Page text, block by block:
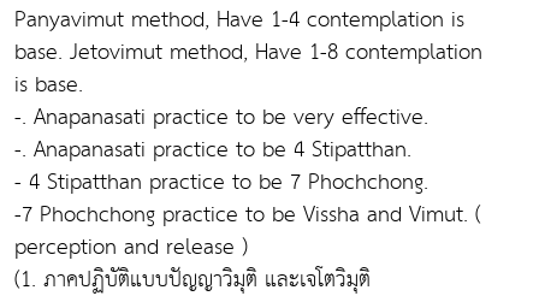
Panyavimut method, Have 1-4 contemplation is
base. Jetovimut method, Have 1-8 contemplation
is base.
-. Anapanasati practice to be very effective.
-. Anapanasati practice to be 4 Stipatthan.
- 4 Stipatthan practice to be 7 Phochchong.
-7 Phochchong practice to be Vissha and Vimut. (
perception and release )
(1. ภาคปฏิบัติแบบปัญญาวิมุติ และเจโตวิมุติ